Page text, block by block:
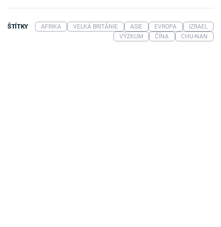
ŠTÍTKY AFRIKA VELKÁ BRITÁNIE ASIE EVROPA
IZRAEL
VÝZKUM
ČÍNA CHU-NAN